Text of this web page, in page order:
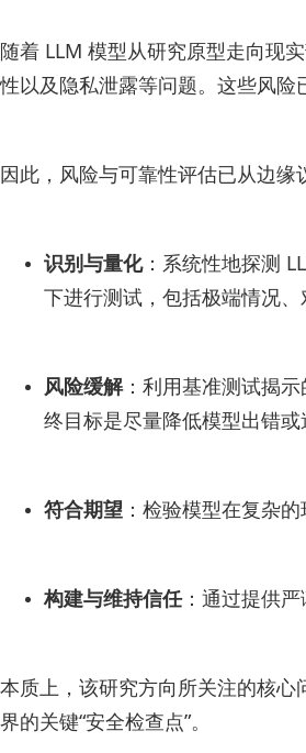
随着 LLM 模型从研究原型走向现
性以及隐私泄露等问题。这些风
因此，风险与可靠性评估已从边
识别与量化：系统性地探测
下进行测试，包括极端情况
风险缓解：利用基准测试揭
终目标是尽量降低模型出错或
符合期望 ：检验模型在复杂
构建与维持信任：通过提供
本质上，该研究方向所关注的核
界的关键“安全检查点”。